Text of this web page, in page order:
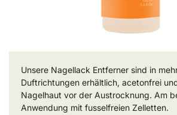
Unsere Nagellack Entferner sind in
Duftrichtungen erhältlich, acetonfrei
Nagelhaut vor der Austrocknung. Am
Anwendung mit fusselfreien Zelletten.